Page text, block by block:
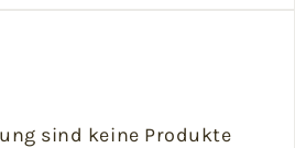
sind keine Produkte